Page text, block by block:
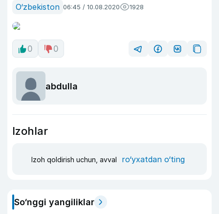
O‘zbekiston 06:45 / 10.08.2020 1928
0 0
abdulla
Izohlar
Izoh qoldirish uchun, avval ro‘yxatdan o‘ting
So‘nggi yangiliklar